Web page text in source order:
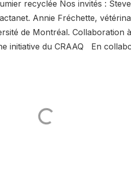
recyclée Nos invités :
Annie Fréchette,
de Montréal. Collaboration
initiative du CRAAQ En